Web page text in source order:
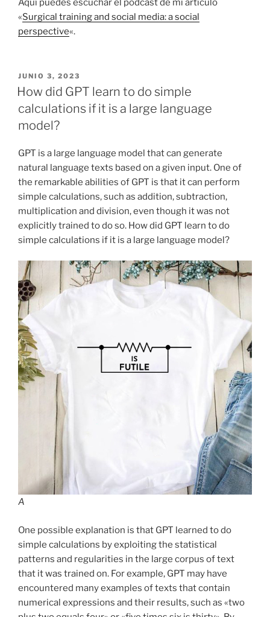
Aquí puedes escuchar el podcast de mi artículo
«Surgical training and social media: a social
perspective«.
PUBLICADO
EL
JUNIO 3, 2023
How did GPT learn to do simple
calculations if it is a large language
model?
GPT is a large language model that can generate
natural language texts based on a given input. One of
the remarkable abilities of GPT is that it can perform
simple calculations, such as addition, subtraction,
multiplication and division, even though it was not
explicitly trained to do so. How did GPT learn to do
simple calculations if it is a large language model?
A
One possible explanation is that GPT learned to do
simple calculations by exploiting the statistical
patterns and regularities in the large corpus of text
that it was trained on. For example, GPT may have
encountered many examples of texts that contain
numerical expressions and their results, such as «two